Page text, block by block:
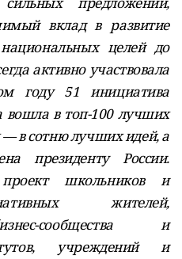
вклад в развитие
целей до
активно участвовала
году 51 инициатива
вошла в топ-100 лучших
— в сотню лучших идей, а
президенту России.
школьников и
жителей,
сообщества и
учреждений и